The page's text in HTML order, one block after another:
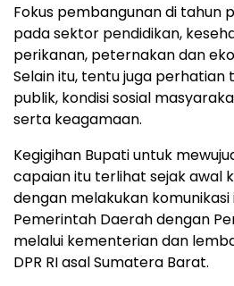
Fokus pembangunan di tahun
pada sektor pendidikan,
perikanan, peternakan dan
Selain itu, tentu juga
publik, kondisi sosial
serta keagamaan.
Kegigihan Bupati untuk
capaian itu terlihat sejak awal
dengan melakukan
Pemerintah Daerah dengan
melalui kementerian dan
DPR RI asal Sumatera Barat.